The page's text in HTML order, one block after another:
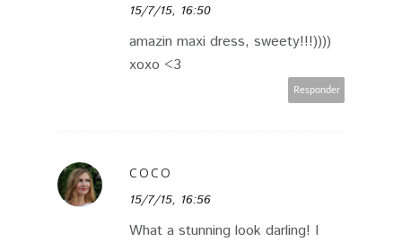
15/7/15, 16:50
amazin maxi dress, sweety!!!))))
xoxo <3
Responder
COCO
15/7/15, 16:56
What a stunning look darling! I